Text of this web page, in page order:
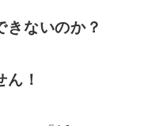
きないのか？
！